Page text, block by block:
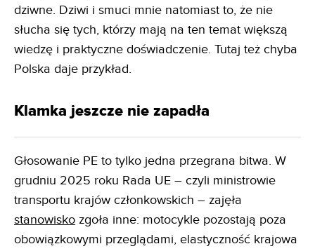
dziwne. Dziwi i smuci mnie natomiast to, że nie
słucha się tych, którzy mają na ten temat większą
wiedzę i praktyczne doświadczenie. Tutaj też chyba
Polska daje przykład.
Klamka jeszcze nie zapadła
Głosowanie PE to tylko jedna przegrana bitwa. W
grudniu 2025 roku Rada UE – czyli ministrowie
transportu krajów członkowskich – zajęła
stanowisko zgoła inne: motocykle pozostają poza
obowiązkowymi przeglądami, elastyczność krajowa